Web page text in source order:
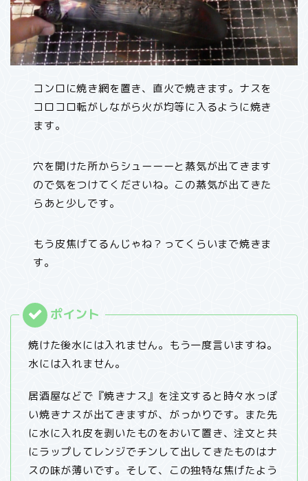
コンロに焼き網を置き、直火で焼きます。ナスを
コロコロ転がしながら火が均等に入るように焼き
ます。
穴を開けた所からシューーーと蒸気が出てきます
ので気をつけてくださいね。この蒸気が出てきた
らあと少しです。
もう皮焦げてるんじゃね？ってくらいまで焼きま
す。
焼けた後水には入れません。もう一度言いますね。
水には入れません。
居酒屋などで『焼きナス』を注文すると時々水っぽ
い焼きナスが出てきますが、がっかりです。また先
に水に入れ皮を剥いたものをおいて置き、注文と共
にラップしてレンジでチンして出してきたものはナ
スの味が薄いです。そして、この独特な焦げたよう